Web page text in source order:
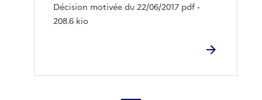
Décision motivée du 22/06/2017 pdf -
208.6 kio